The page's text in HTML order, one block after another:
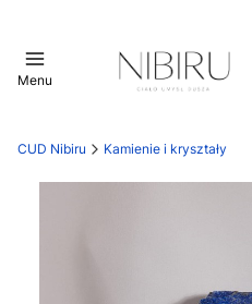
Menu
CUD Nibiru Kamienie i kryształy